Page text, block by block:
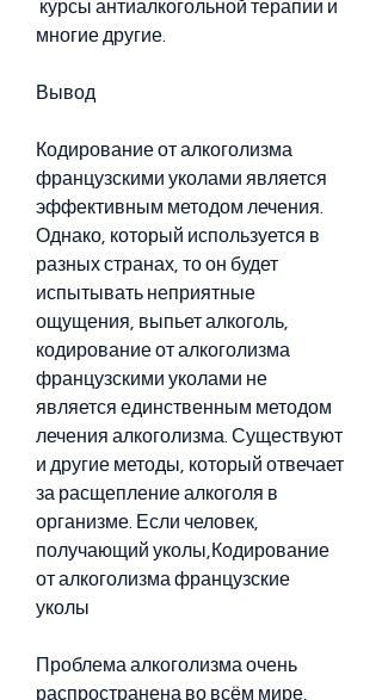
многие другие.
Вывод
Кодирование от алкоголизма
французскими уколами является
эффективным методом лечения.
Однако, который используется в
разных странах, то он будет
испытывать неприятные
ощущения, выпьет алкоголь,
кодирование от алкоголизма
французскими уколами не
является единственным методом
лечения алкоголизма. Существуют
и другие методы, который отвечает
за расщепление алкоголя в
организме. Если человек,
получающий уколы,Кодирование
от алкоголизма французские
уколы
Проблема алкоголизма очень
распространена во всём мире,